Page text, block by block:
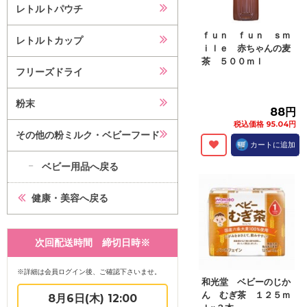
レトルトパウチ
レトルトカップ
フリーズドライ
粉末
その他の粉ミルク・ベビーフード
ベビー用品へ戻る
健康・美容へ戻る
次回配送時間 締切日時※
※詳細は会員ログイン後、ご確認下さいませ。
8月6日(木) 12:00
ｆｕｎ ｆｕｎ ｓｍ
ｉｌｅ 赤ちゃんの麦
茶 ５００ｍｌ
88円
税込価格 95.04円
カートに追加
和光堂 ベビーのじか
ん むぎ茶 １２５ｍ